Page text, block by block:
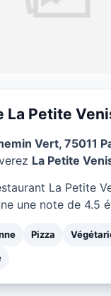
Venise à
La Petite
Vert, 75011
La Petite
La Petite
une note de 4.5
Pizza